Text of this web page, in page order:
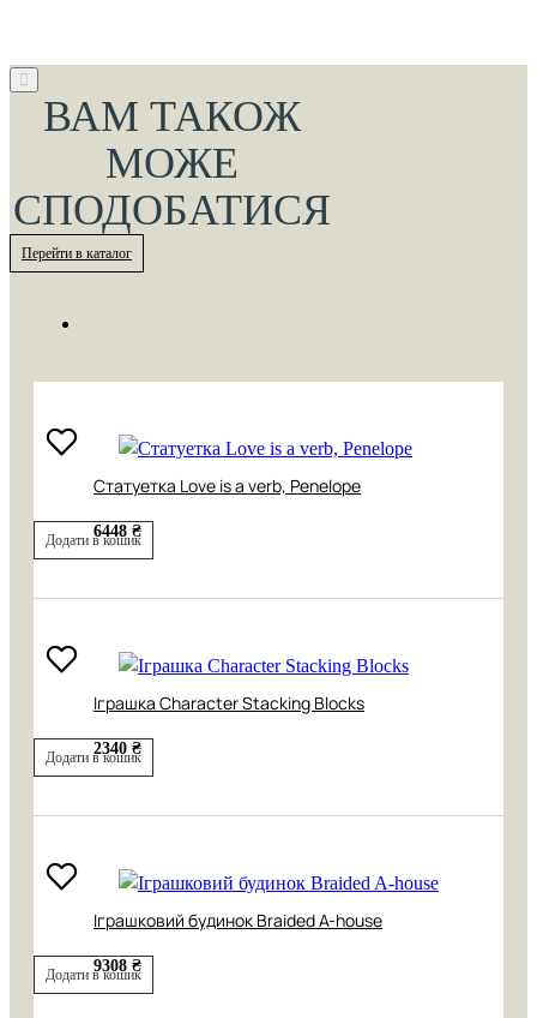
ВАМ ТАКОЖ
МОЖЕ
СПОДОБАТИСЯ
Перейти в каталог
Cтатуетка Love is a verb, Penelope
6448 ₴
Додати в кошик
Іграшка Character Stacking Blocks
2340 ₴
Додати в кошик
Іграшковий будинок Braided A-house
9308 ₴
Додати в кошик